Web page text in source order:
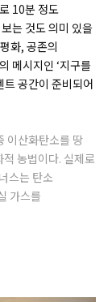
10분 정도
는 것도 의미 있을
화, 공존의
메시지인 ‘지구를
트 공간이 준비되어
이산화탄소를 땅
농법이다. 실제로
스는 탄소
가스를